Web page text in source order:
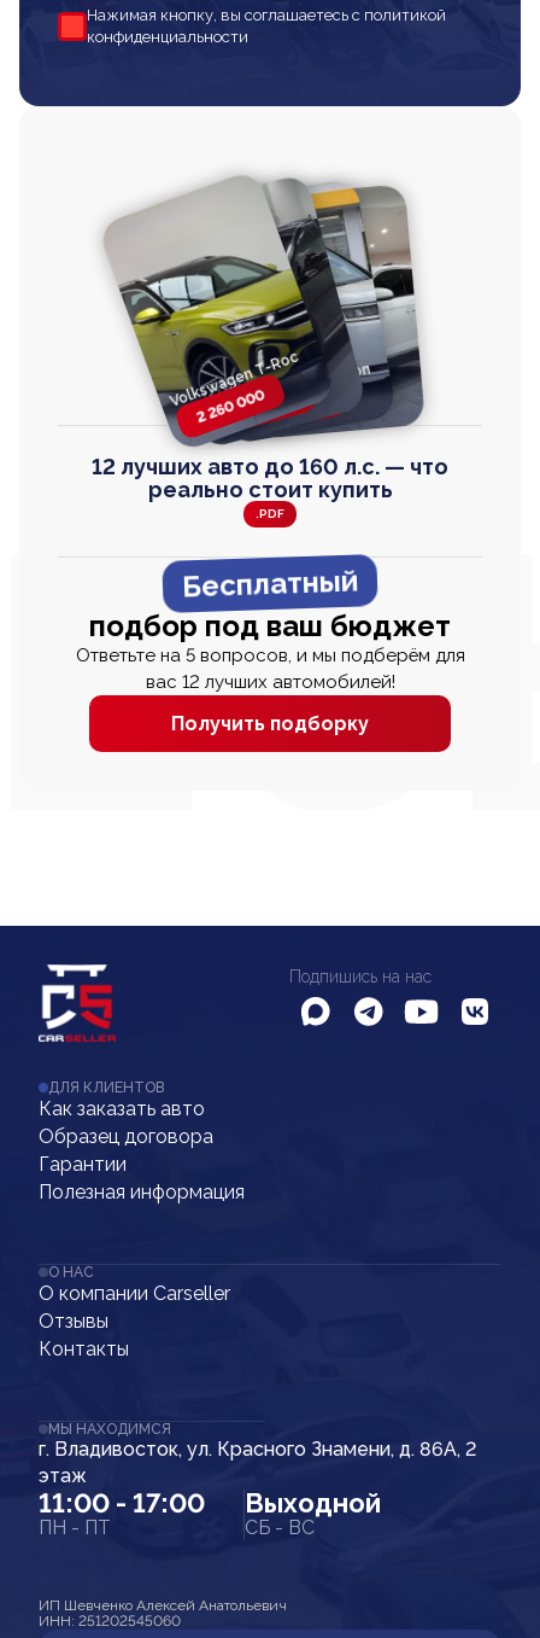
Нажимая кнопку, вы соглашаетесь с политикой
конфиденциальности
Volkswagen T-Roc
2 260 000
Toyota Harrier
2 820 000
Honda Step Wagon
2 820 000
Volkswagen
TAYRON
2 670 000
12 лучших авто до 160 л.с. — что
реально стоит купить
.PDF
Бесплатный
подбор под ваш бюджет
Ответьте на 5 вопросов, и мы подберём для
вас 12 лучших автомобилей!
Получить подборку
Подпишись на нас
ДЛЯ КЛИЕНТОВ
Как заказать авто
Образец договора
Гарантии
Полезная информация
О НАС
О компании Carseller
Отзывы
Контакты
МЫ НАХОДИМСЯ
г. Владивосток, ул. Красного Знамени, д. 86А, 2
этаж
11:00 - 17:00
ПН - ПТ
Выходной
СБ - ВС
ИП Шевченко Алексей Анатольевич
ИНН: 251202545060